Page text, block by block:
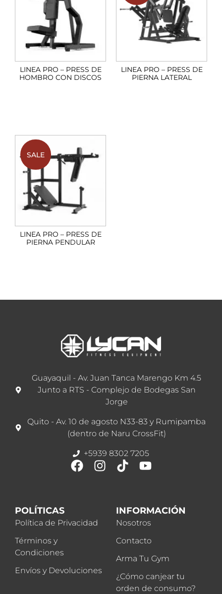
LINEA PRO – PRESS DE
HOMBRO CON DISCOS
LINEA PRO – PRESS DE
PIERNA LATERAL
SALE
LINEA PRO – PRESS DE
PIERNA PENDULAR
Guayaquil - Av. Juan Tanca Marengo Km 4.5
Junto a RTS - Complejo de Bodegas San
Jorge
Quito - Av. 10 de agosto N33-83 y Rumipamba
(dentro de Naru CrossFit)
+5939 8302 7205
POLÍTICAS
Política de Privacidad
Términos y
Condiciones
Envíos y Devoluciones
INFORMACIÓN
Nosotros
Contacto
Arma Tu Gym
¿Cómo canjear tu
orden de consumo?